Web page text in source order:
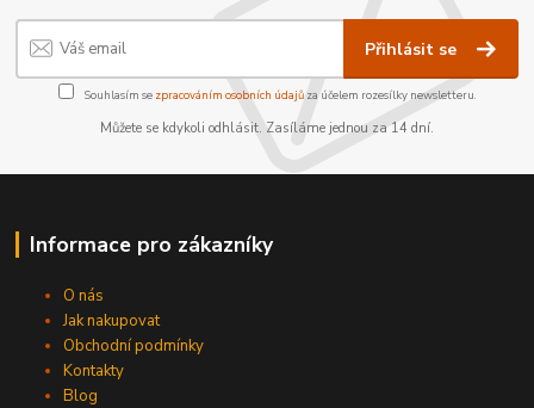
Přihlásit se
Souhlasím se zpracováním osobních údajůza účelem rozesílky newsletteru.
Můžete se kdykoli odhlásit. Zasíláme jednou za 14 dní.
Informace pro zákazníky
O nás
Jak nakupovat
Obchodní podmínky
Kontakty
Blog